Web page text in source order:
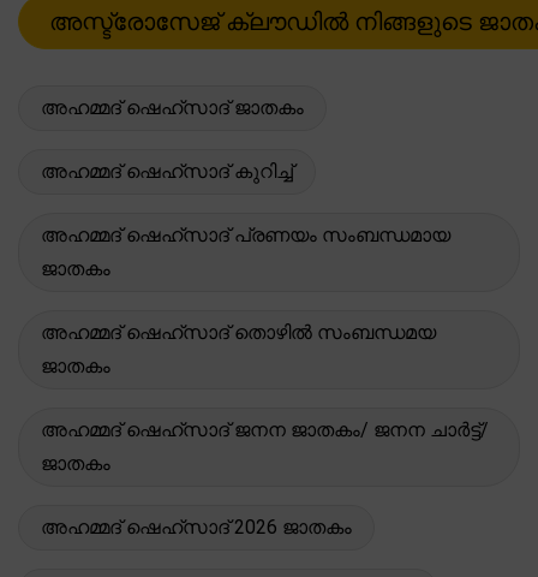
അഹമ്മദ് ഷെഹ്സാദ് ജാതകം
അഹമ്മദ് ഷെഹ്സാദ് കുറിച്ച്
അഹമ്മദ് ഷെഹ്സാദ് പ്രണയം സംബന്ധമായ
ജാതകം
അഹമ്മദ് ഷെഹ്സാദ് തൊഴിൽ സംബന്ധമയ
ജാതകം
അഹമ്മദ് ഷെഹ്സാദ് ജനന ജാതകം/ ജനന ചാർട്ട്/
ജാതകം
അഹമ്മദ് ഷെഹ്സാദ് 2026 ജാതകം